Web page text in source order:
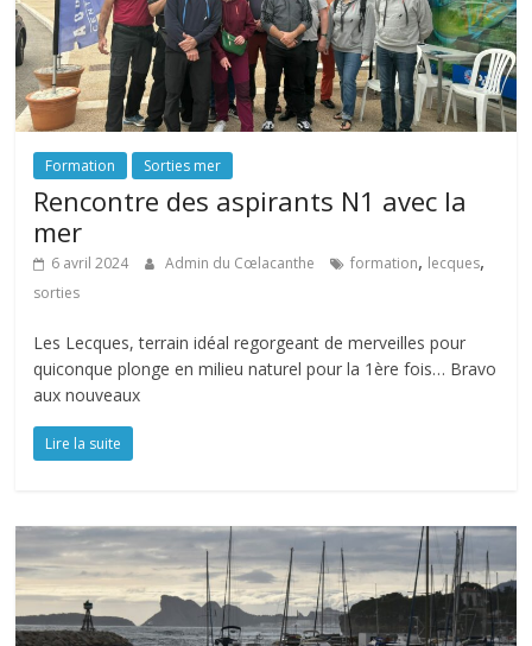
Formation Sorties mer
Rencontre des aspirants N1 avec la
mer
6 avril 2024 Admin du Cœlacanthe formation, lecques,
sorties
Les Lecques, terrain idéal regorgeant de merveilles pour
quiconque plonge en milieu naturel pour la 1ère fois… Bravo
aux nouveaux
Lire la suite